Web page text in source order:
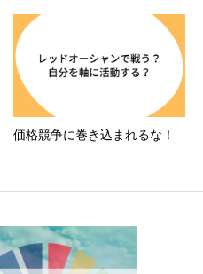
価格競争に巻き込まれるな！